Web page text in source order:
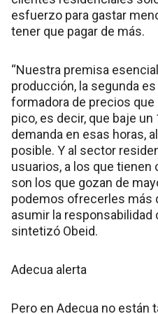
esfuerzo para gastar
tener que pagar de más.
“Nuestra premisa
producción, la segunda
formadora de precios
pico, es decir, que baje
demanda en esas horas,
posible. Y al sector
usuarios, a los que tienen
son los que gozan de
podemos ofrecerles más
asumir la responsabilidad
sintetizó Obeid.
Adecua alerta
Pero en Adecua no están